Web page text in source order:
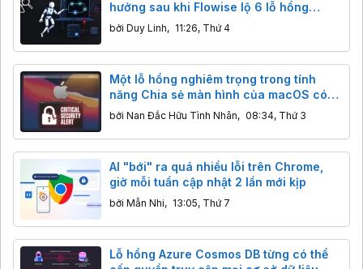
hưởng sau khi Flowise lộ 6 lỗ hổng
nghiêm trọng
bởi Duy Linh, 11:26, Thứ 4
Một lỗ hổng nghiêm trọng trong tính
năng Chia sẻ màn hình của macOS có
thể cho phép tin tặc chiếm quyền điều
bởi Nan Đắc Hữu Tình Nhân, 08:34, Thứ 3
AI "bới" ra quá nhiều lỗi trên Chrome,
giờ mỗi tuần cập nhật 2 lần mới kịp
bởi Mẫn Nhi, 13:05, Thứ 7
Lỗ hổng Azure Cosmos DB từng có thể